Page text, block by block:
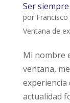
Ser
por Francisco
Ventana de
Mi nombre
ventana,
experiencia
actualidad